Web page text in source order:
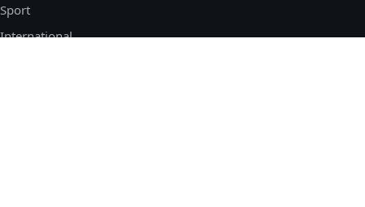
Sport
International